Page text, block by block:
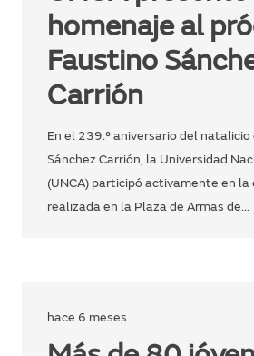
homenaje al
Faustino
Carrión
En el 239.° aniversario del
Sánchez Carrión, la Universidad
(UNCA) participó activamente en
realizada en la Plaza de Armas de…
hace 6 meses